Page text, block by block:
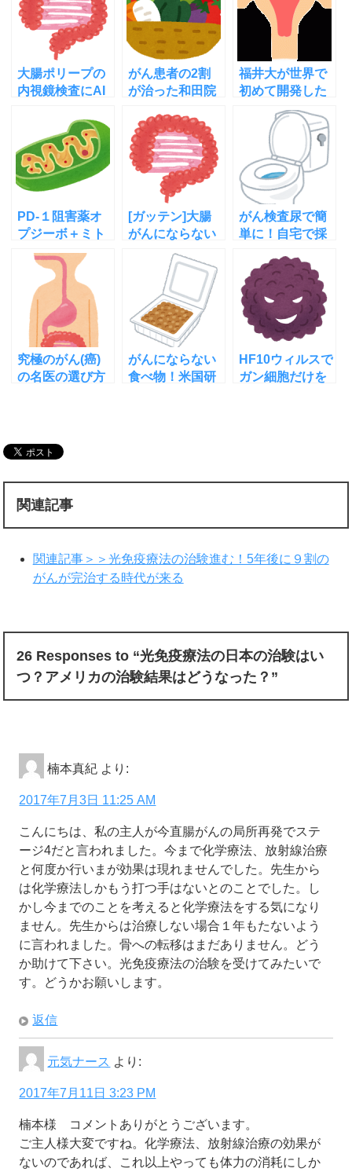
大腸ポリープの
内視鏡検査にAI
検査と何が違
う？
がん患者の2割
が治った和田院
効果があると言
えるの？
福井大が世界で
初めて開発した
子宮体がん画像
診断法の仕組み
PD-１阻害薬オ
プジーボ＋ミト
コンドリア活性
化薬の肺がん治
験開始
[ガッテン]大腸
がんにならない
最新検査法と
は？その理由と
方法は？
がん検査尿で簡
単に！自宅で採
に送るだけ
究極のがん(癌)
の名医の選び方
がんにならない
食べ物！米国研
HF10ウィルスで
ガン細胞だけを
関連記事
関連記事＞＞光免疫療法の治験進む！5年後に９割の
がんが完治する時代が来る
26 Responses to “光免疫療法の日本の治験はい
つ？アメリカの治験結果はどうなった？”
楠本真紀 より:
2017年7月3日 11:25 AM
こんにちは、私の主人が今直腸がんの局所再発でステ
ージ4だと言われました。今まで化学療法、放射線治療
と何度か行いまが効果は現れませんでした。先生から
は化学療法しかもう打つ手はないとのことでした。し
かし今までのことを考えると化学療法をする気になり
ません。先生からは治療しない場合１年もたないよう
に言われました。骨への転移はまだありません。どう
か助けて下さい。光免疫療法の治験を受けてみたいで
す。どうかお願いします。
返信
元気ナース より:
2017年7月11日 3:23 PM
楠本様 コメントありがとうございます。
ご主人様大変ですね。化学療法、放射線治療の効果が
ないのであれば、これ以上やっても体力の消耗にしか